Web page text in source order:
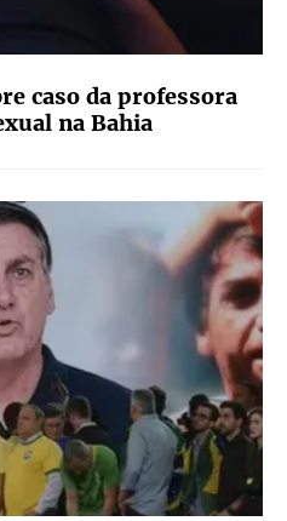
caso da professora
na Bahia